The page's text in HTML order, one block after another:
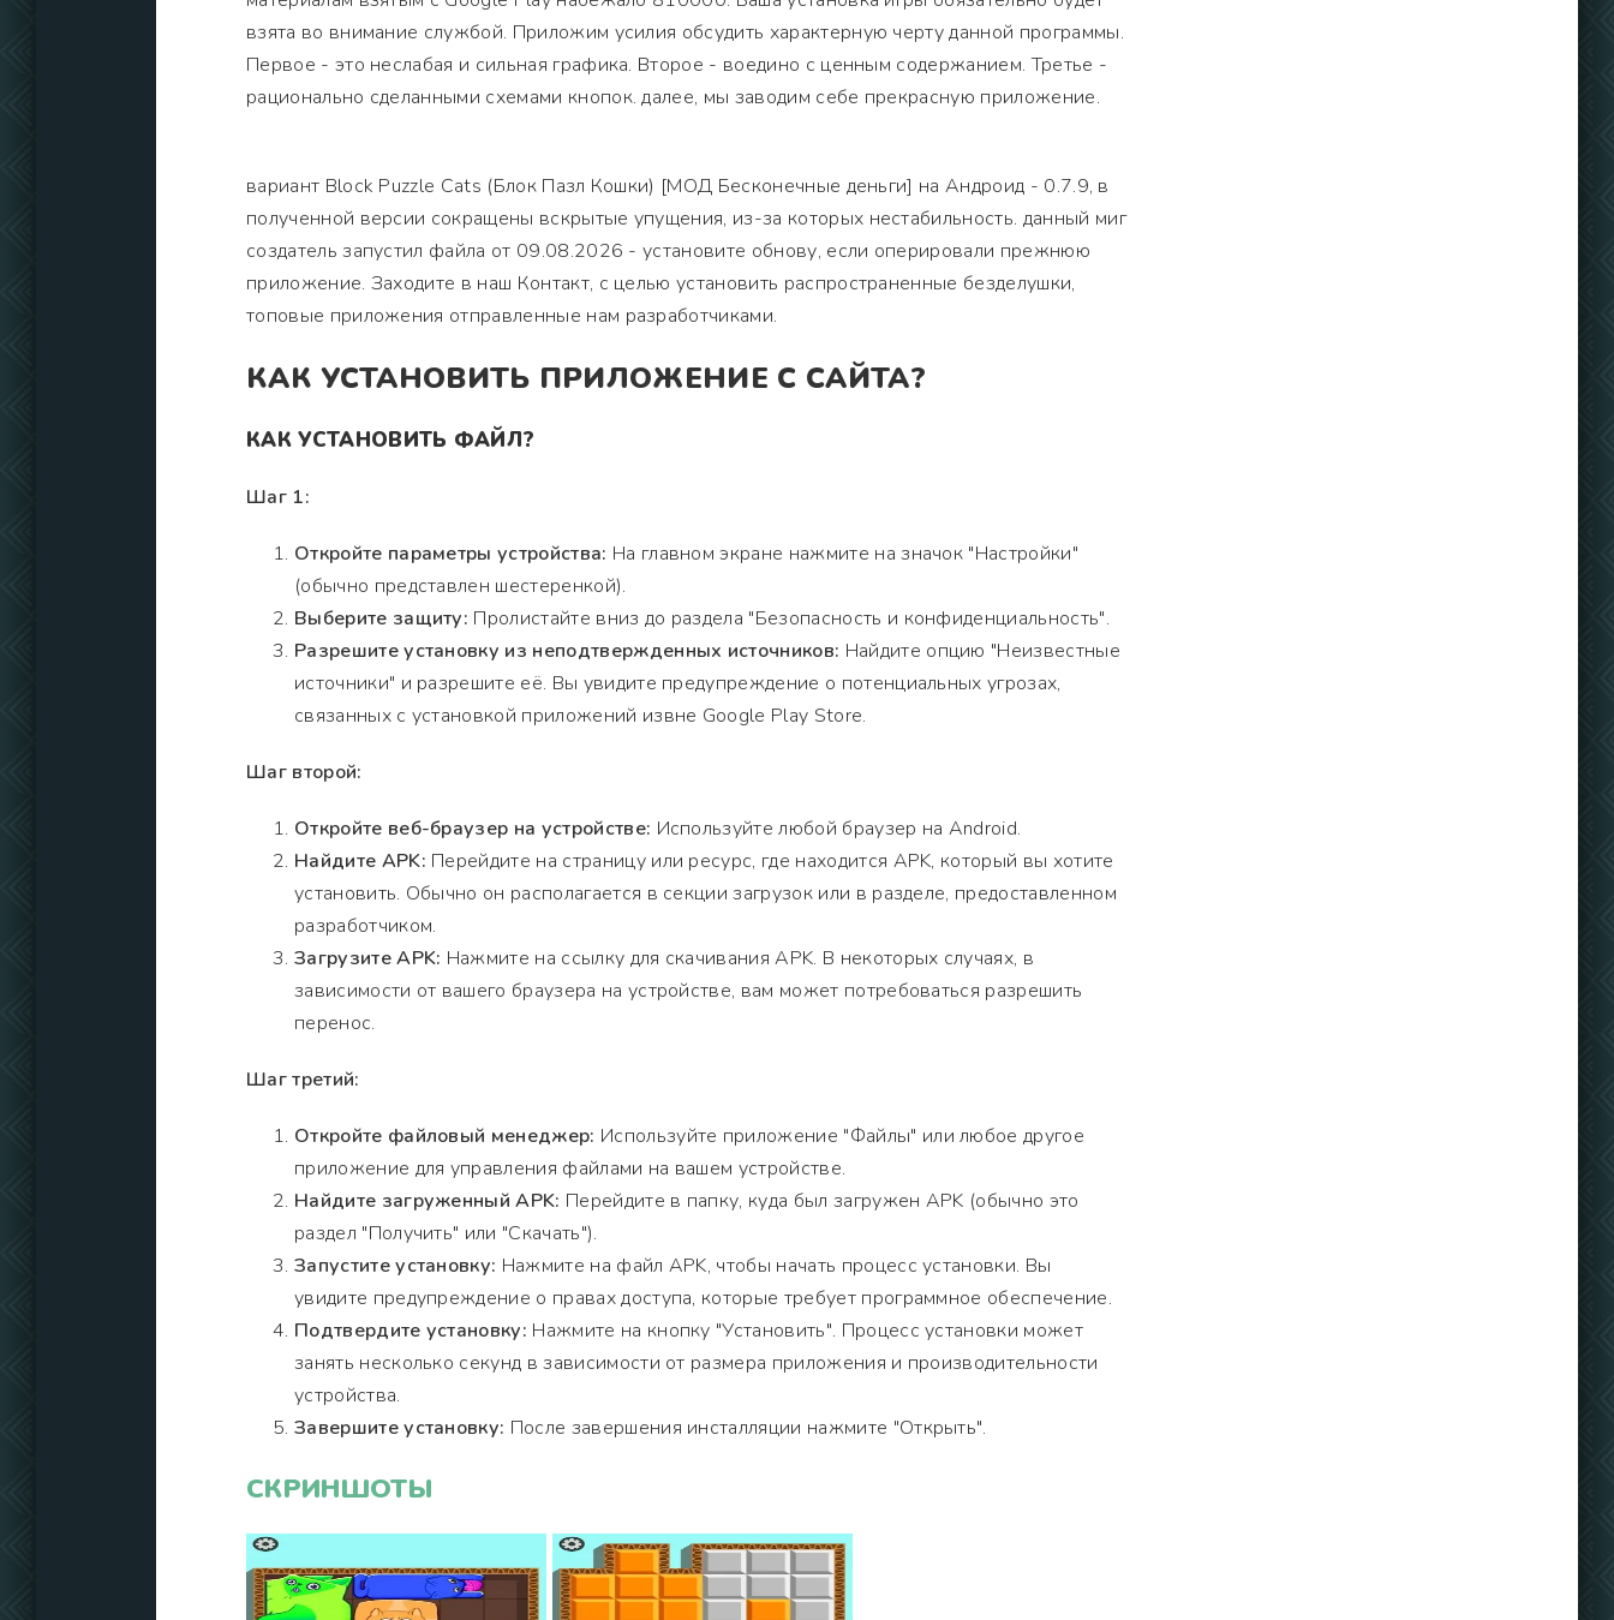
взята во внимание службой. Приложим усилия обсудить характерную черту данной программы.
Первое - это неслабая и сильная графика. Второе - воедино с ценным содержанием. Третье -
рационально сделанными схемами кнопок. далее, мы заводим себе прекрасную приложение.
вариант Block Puzzle Cats (Блок Пазл Кошки) [МОД Бесконечные деньги] на Андроид - 0.7.9, в
полученной версии сокращены вскрытые упущения, из-за которых нестабильность. данный миг
создатель запустил файла от 09.08.2026 - установите обнову, если оперировали прежнюю
приложение. Заходите в наш Контакт, с целью установить распространенные безделушки,
топовые приложения отправленные нам разработчиками.
КАК УСТАНОВИТЬ ПРИЛОЖЕНИЕ С САЙТА?
КАК УСТАНОВИТЬ ФАЙЛ?
Шаг 1:
Откройте параметры устройства: На главном экране нажмите на значок "Настройки"
(обычно представлен шестеренкой).
Выберите защиту: Пролистайте вниз до раздела "Безопасность и конфиденциальность".
Разрешите установку из неподтвержденных источников: Найдите опцию "Неизвестные
источники" и разрешите её. Вы увидите предупреждение о потенциальных угрозах,
связанных с установкой приложений извне Google Play Store.
Шаг второй:
Откройте веб-браузер на устройстве: Используйте любой браузер на Android.
Найдите APK: Перейдите на страницу или ресурс, где находится APK, который вы хотите
установить. Обычно он располагается в секции загрузок или в разделе, предоставленном
разработчиком.
Загрузите APK: Нажмите на ссылку для скачивания APK. В некоторых случаях, в
зависимости от вашего браузера на устройстве, вам может потребоваться разрешить
перенос.
Шаг третий:
Откройте файловый менеджер: Используйте приложение "Файлы" или любое другое
приложение для управления файлами на вашем устройстве.
Найдите загруженный APK: Перейдите в папку, куда был загружен APK (обычно это
раздел "Получить" или "Скачать").
Запустите установку: Нажмите на файл APK, чтобы начать процесс установки. Вы
увидите предупреждение о правах доступа, которые требует программное обеспечение.
Подтвердите установку: Нажмите на кнопку "Установить". Процесс установки может
занять несколько секунд в зависимости от размера приложения и производительности
устройства.
Завершите установку: После завершения инсталляции нажмите "Открыть".
СКРИНШОТЫ